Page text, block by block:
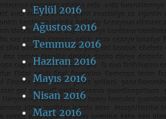
Eylül 2016
Ağustos 2016
Temmuz 2016
Haziran 2016
Mayıs 2016
Nisan 2016
Mart 2016